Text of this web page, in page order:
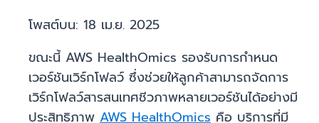
โพสต์บน: 18 เม.ย. 2025
ขณะนี้ AWS HealthOmics รองรับการกำหนด
เวอร์ชันเวิร์กโฟลว์ ซึ่งช่วยให้ลูกค้าสามารถจัดการ
เวิร์กโฟลว์สารสนเทศชีวภาพหลายเวอร์ชันได้อย่างมี
ประสิทธิภาพ AWS HealthOmics คือ บริการที่มี